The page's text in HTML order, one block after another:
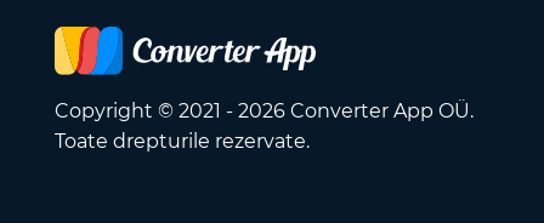
Copyright © 2021 - 2026 Converter App OÜ.
Toate drepturile rezervate.